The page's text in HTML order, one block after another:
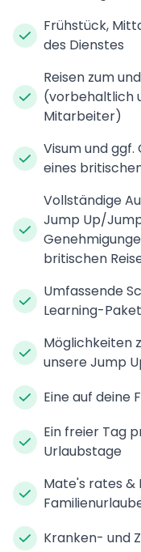
Frühstück,
des Dienstes
Reisen zum
(vorbehaltlich
Mitarbeiter)
Visum und
eines
Vollständige
Jump Up/
britischen
Umfassende
Learning-
Möglichkeiten
unsere Jump
Eine auf deine
Ein freier Tag
Urlaubstage
Mate's rates &
Kranken- und